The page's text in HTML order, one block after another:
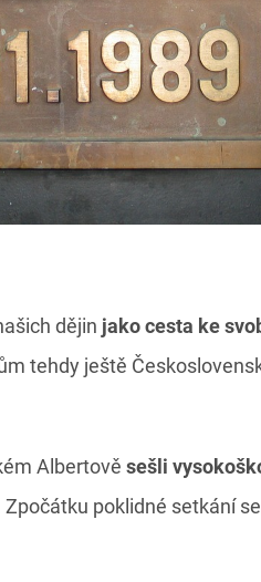
dějin jako cesta ke
tehdy ještě
Albertově sešli
poklidné setkání